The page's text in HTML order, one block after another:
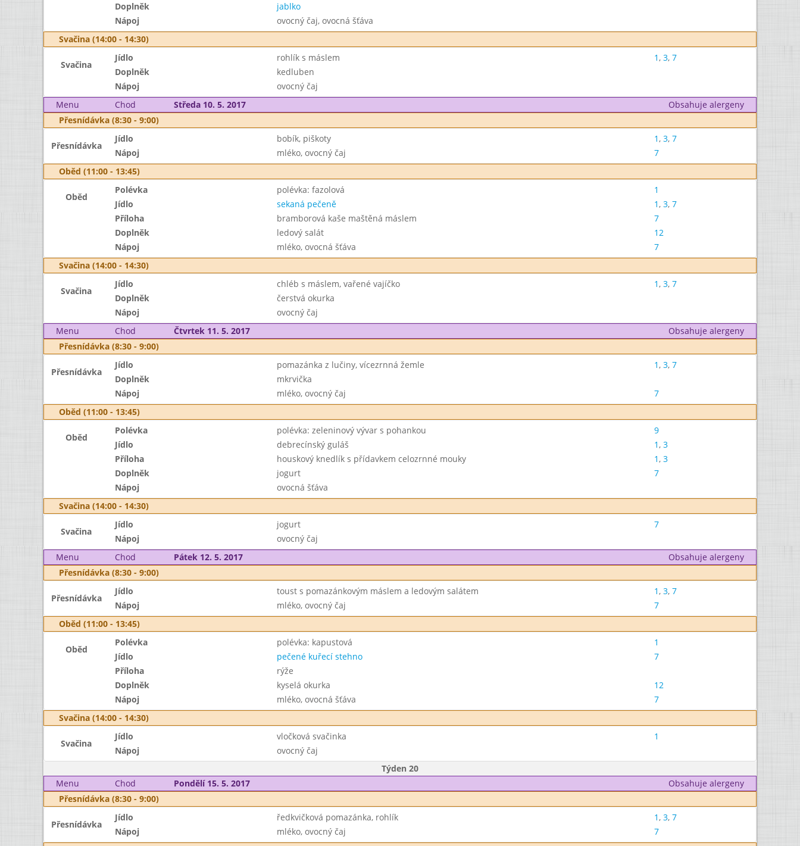
Doplněk
jablko
Nápoj
ovocný čaj, ovocná šťáva
Svačina (14:00 - 14:30)
Svačina
Jídlo rohlík s máslem 1, 3, 7
Doplněk
kedluben
Nápoj
ovocný čaj
Menu
Chod Středa 10. 5. 2017
Obsahuje alergeny
Přesnídávka (8:30 - 9:00)
Přesnídávka
Jídlo bobík, piškoty 1, 3, 7
Nápoj
mléko, ovocný čaj
7
Oběd (11:00 - 13:45)
Oběd
Polévka polévka: fazolová
1
Jídlo
sekaná pečeně 1, 3, 7
Příloha
bramborová kaše maštěná máslem
7
Doplněk
ledový salát
12
Nápoj
mléko, ovocná šťáva
7
Svačina (14:00 - 14:30)
Svačina
Jídlo chléb s máslem, vařené vajíčko 1, 3, 7
Doplněk
čerstvá okurka
Nápoj
ovocný čaj
Menu
Chod Čtvrtek 11. 5. 2017
Obsahuje alergeny
Přesnídávka (8:30 - 9:00)
Přesnídávka
Jídlo pomazánka z lučiny, vícezrnná žemle 1, 3, 7
Doplněk
mkrvička
Nápoj
mléko, ovocný čaj
7
Oběd (11:00 - 13:45)
Oběd
Polévka polévka: zeleninový vývar s pohankou
9
Jídlo
debrecínský guláš 1, 3
Příloha
houskový knedlík s přídavkem celozrnné mouky 1, 3
Doplněk
jogurt
7
Nápoj
ovocná šťáva
Svačina (14:00 - 14:30)
Svačina
Jídlo jogurt
7
Nápoj
ovocný čaj
Menu
Chod Pátek 12. 5. 2017
Obsahuje alergeny
Přesnídávka (8:30 - 9:00)
Přesnídávka
Jídlo toust s pomazánkovým máslem a ledovým salátem 1, 3, 7
Nápoj
mléko, ovocný čaj
7
Oběd (11:00 - 13:45)
Oběd
Polévka polévka: kapustová
1
Jídlo
pečené kuřecí stehno
7
Příloha
rýže
Doplněk
kyselá okurka
12
Nápoj
mléko, ovocná šťáva
7
Svačina (14:00 - 14:30)
Svačina
Jídlo vločková svačinka
1
Nápoj
ovocný čaj
Týden 20
Menu
Chod Pondělí 15. 5. 2017
Obsahuje alergeny
Přesnídávka (8:30 - 9:00)
Přesnídávka
Jídlo ředkvičková pomazánka, rohlík 1, 3, 7
Nápoj
mléko, ovocný čaj
7